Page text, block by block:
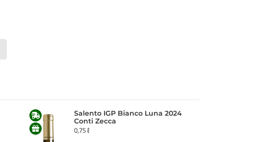
Salento IGP Bianco Luna 2024
Conti Zecca
0,75 ℓ